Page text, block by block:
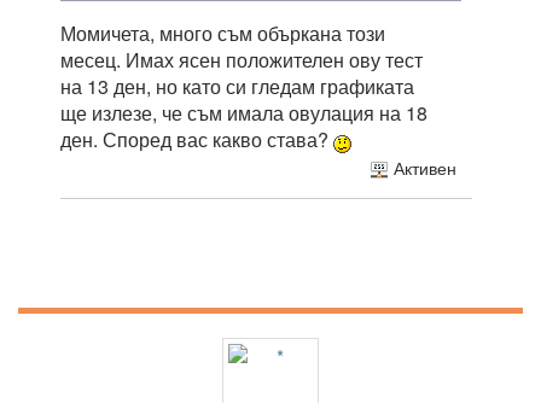
Момичета, много съм объркана този
месец. Имах ясен положителен ову тест
на 13 ден, но като си гледам графиката
ще излезе, че съм имала овулация на 18
ден. Според вас какво става?
Активен